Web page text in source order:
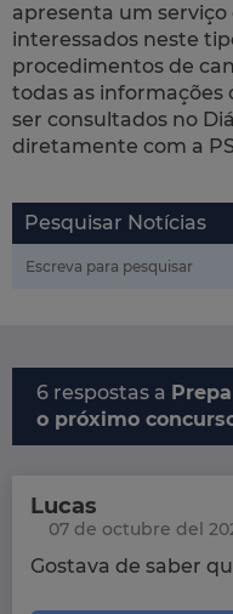
apresenta um
interessados neste
procedimentos de
todas as informações
ser consultados no
diretamente com a
Pesquisar Notícias
6 respostas a
o próximo
Lucas
07 de octubre del
Gostava de saber